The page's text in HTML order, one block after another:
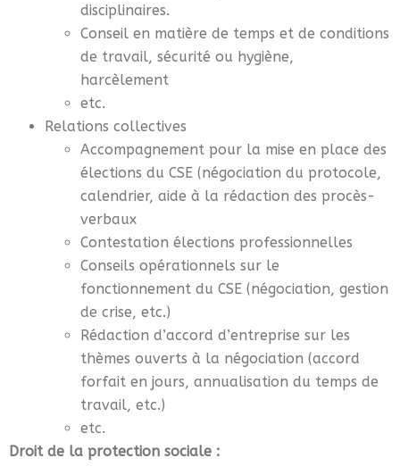
disciplinaires.
Conseil en matière de temps et de conditions
de travail, sécurité ou hygiène,
harcèlement
etc.
Relations collectives
Accompagnement pour la mise en place des
élections du CSE (négociation du protocole,
calendrier, aide à la rédaction des procès-
verbaux
Contestation élections professionnelles
Conseils opérationnels sur le
fonctionnement du CSE (négociation, gestion
de crise, etc.)
Rédaction d’accord d’entreprise sur les
thèmes ouverts à la négociation (accord
forfait en jours, annualisation du temps de
travail, etc.)
etc.
Droit de la protection sociale :